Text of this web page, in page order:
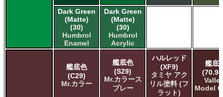
タミヤ タミヤ アクリル塗料
タミヤ タミヤ アクリル塗料 (フラット)
タミヤ タミヤ エアーモデルスプレー
タミヤ タミヤ エナメル塗料
タミヤ タミヤ トップコート/サーフェイサー/プライマー
タミヤ タミヤスプレー
タミヤ タミヤスプレー
ＧＳＩクレオス Mr.カラー
Dark Green
(Matte)
(30)
Humbrol
Enamel
Dark Green
(Matte)
(30)
Humbrol
Acrylic
艦底色
(C29)
Mr.カラー
艦底色
(S29)
Mr.カラース
プレー
ハルレッド
(XF9)
タミヤ アク
リル塗料 (フ
ラット)
艦底
Model